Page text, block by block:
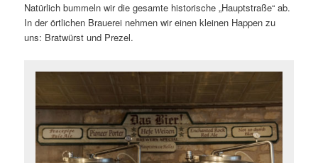
Natürlich bummeln wir die gesamte historische „Hauptstraße“ ab.
In der örtlichen Brauerei nehmen wir einen kleinen Happen zu
uns: Bratwürst und Prezel.